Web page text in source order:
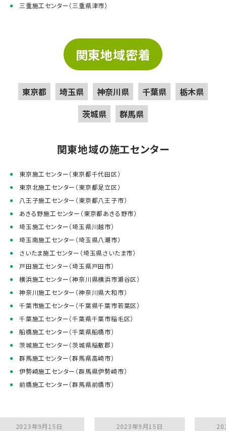
三重施工センター（三重県津市）
関東地域密着
東京都 埼玉県 神奈川県 千葉県
栃木県
茨城県
群馬県
関東地域の施工センター
東京施工センター（東京都千代田区）
東京北施工センター（東京都足立区）
八王子施工センター（東京都八王子市）
あきる野施工センター（東京都あきる野市）
埼玉施工センター（埼玉県川越市）
埼玉南施工センター（埼玉県八潮市）
さいたま施工センター（埼玉県さいたま市）
戸田施工センター（埼玉県戸田市）
横浜施工センター（神奈川県横浜市瀬谷区）
神奈川施工センター（神奈川県大和市）
千葉市施工センター（千葉県千葉市若葉区）
千葉施工センター（千葉県千葉市稲毛区）
船橋施工センター（千葉県船橋市）
茨城施工センター（茨城県稲敷郡）
群馬施工センター（群馬県高崎市）
伊勢崎施工センター（群馬県伊勢崎市）
前橋施工センター（群馬県前橋市）
年9月15日 2023年9月15日 2023年9月